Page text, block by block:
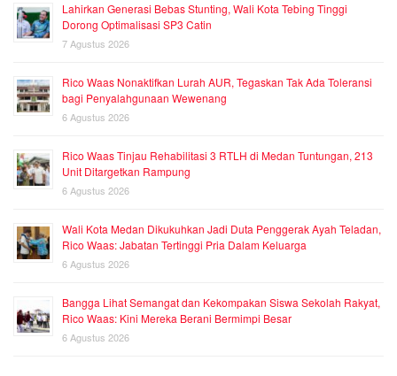
Lahirkan Generasi Bebas Stunting, Wali Kota Tebing Tinggi
Dorong Optimalisasi SP3 Catin
7 Agustus 2026
Rico Waas Nonaktifkan Lurah AUR, Tegaskan Tak Ada Toleransi
bagi Penyalahgunaan Wewenang
6 Agustus 2026
Rico Waas Tinjau Rehabilitasi 3 RTLH di Medan Tuntungan, 213
Unit Ditargetkan Rampung
6 Agustus 2026
Wali Kota Medan Dikukuhkan Jadi Duta Penggerak Ayah Teladan,
Rico Waas: Jabatan Tertinggi Pria Dalam Keluarga
6 Agustus 2026
Bangga Lihat Semangat dan Kekompakan Siswa Sekolah Rakyat,
Rico Waas: Kini Mereka Berani Bermimpi Besar
6 Agustus 2026